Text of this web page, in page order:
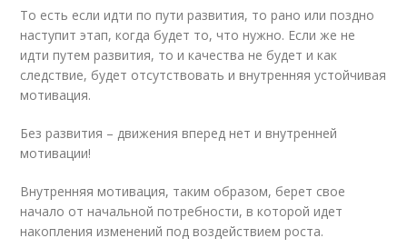
То есть если идти по пути развития, то рано или поздно
наступит этап, когда будет то, что нужно. Если же не
идти путем развития, то и качества не будет и как
следствие, будет отсутствовать и внутренняя устойчивая
мотивация.
Без развития – движения вперед нет и внутренней
мотивации!
Внутренняя мотивация, таким образом, берет свое
начало от начальной потребности, в которой идет
накопления изменений под воздействием роста.